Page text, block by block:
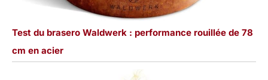
Test du brasero Waldwerk : performance rouillée de 78
cm en acier